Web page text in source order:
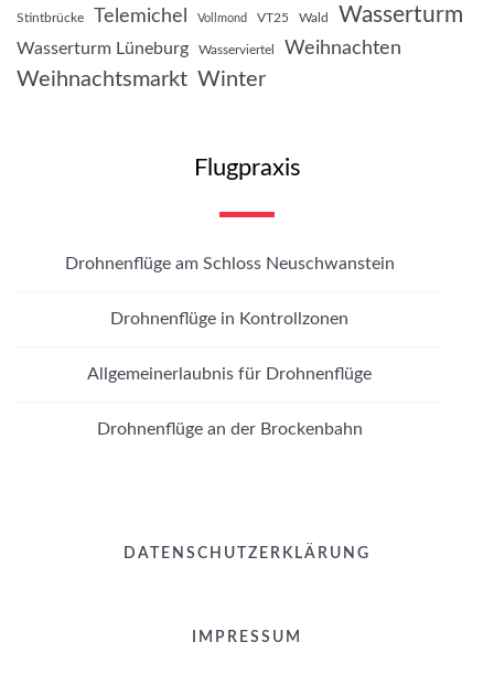
Stintbrücke Telemichel Vollmond VT25 Wald Wasserturm
Wasserturm Lüneburg Wasserviertel Weihnachten
Weihnachtsmarkt Winter
Flugpraxis
Drohnenflüge am Schloss Neuschwanstein
Drohnenflüge in Kontrollzonen
Allgemeinerlaubnis für Drohnenflüge
Drohnenflüge an der Brockenbahn
DATENSCHUTZERKLÄRUNG
IMPRESSUM